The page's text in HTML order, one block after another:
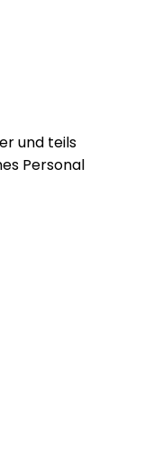
und teils
Personal